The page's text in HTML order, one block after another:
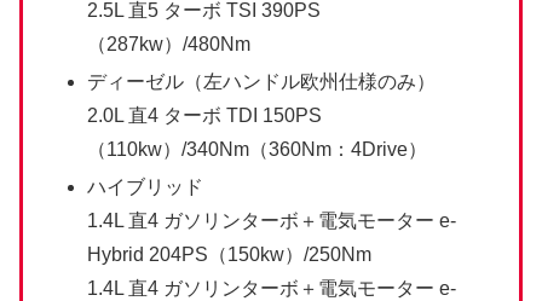
2.5L 直5 ターボ TSI 390PS
（287kw）/480Nm
ディーゼル（左ハンドル欧州仕様のみ）
2.0L 直4 ターボ TDI 150PS
（110kw）/340Nm（360Nm：4Drive）
ハイブリッド
1.4L 直4 ガソリンターボ＋電気モーター e-
Hybrid 204PS（150kw）/250Nm
1.4L 直4 ガソリンターボ＋電気モーター e-